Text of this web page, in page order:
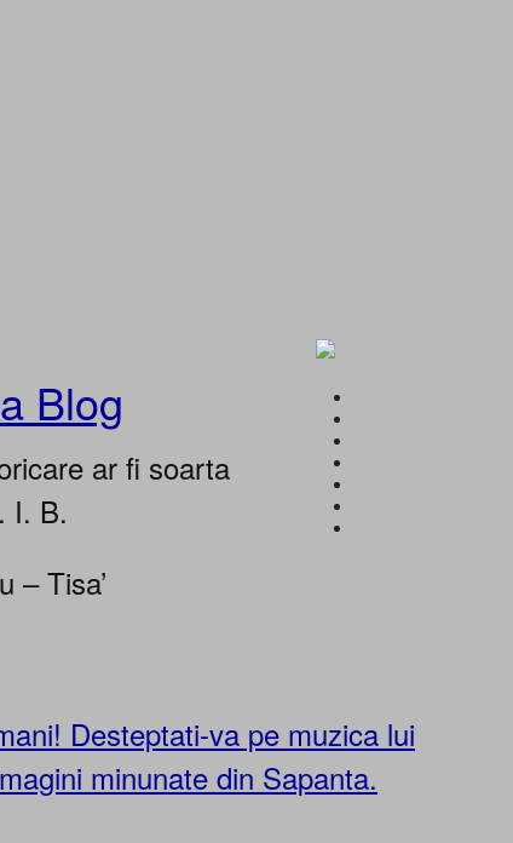
Blog
ar fi soarta
I. B.
– Tisa’
Desteptati-va pe muzica lui
minunate din Sapanta.